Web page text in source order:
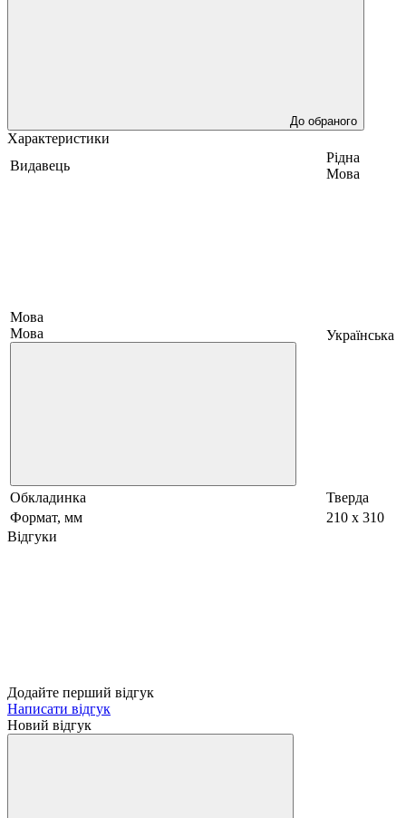
До обраного
Характеристики
Видавець
Рідна
Мова
Мова
Мова
Українська
Обкладинка
Тверда
Формат, мм
210 x 310
Відгуки
Додайте перший відгук
Написати відгук
Новий відгук